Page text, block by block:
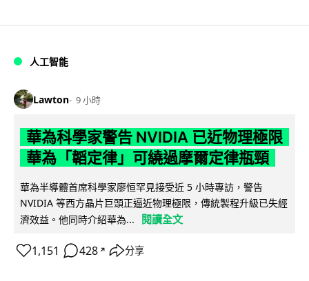
人工智能
Lawton 9 小時
華為科學家警告 NVIDIA 已近物理極限
華為「韜定律」可繞過摩爾定律瓶頸
華為半導體首席科學家廖恒罕見接受近 5 小時專訪，警告
NVIDIA 等西方晶片巨頭正逼近物理極限，傳統製程升級已失經
濟效益。他同時介紹華為...
閱讀全文
1,151 428 ↗ 分享